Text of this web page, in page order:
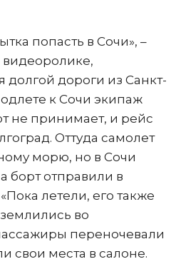
попасть в Сочи», –
видеоролике,
долгой дороги из Санкт-
к Сочи экипаж
не принимает, и рейс
Оттуда самолет
морю, но в Сочи
борт отправили в
летели, его также
во
переночевали
свои места в салоне.